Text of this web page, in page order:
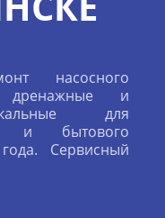
насосного
дренажные и
для
и бытового
Сервисный